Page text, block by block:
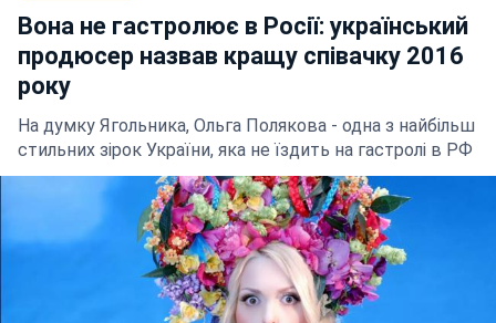
Вона не гастролює в Росії: український
продюсер назвав кращу співачку 2016
року
На думку Ягольника, Ольга Полякова - одна з найбільш
стильних зірок України, яка не їздить на гастролі в РФ